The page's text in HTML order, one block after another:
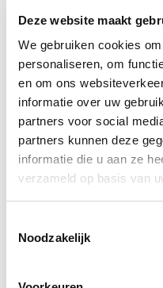
Deze website maakt
We gebruiken cookies
personaliseren, om
en om ons
informatie over uw
partners voor social
partners kunnen deze
informatie die u aan ze
verzameld op basis van
Noodzakelijk
culturele
Manama. Met het
rondreis nog
Bent u benieuwd
biedt?
Bekijk danhier ons
met ons op voor een